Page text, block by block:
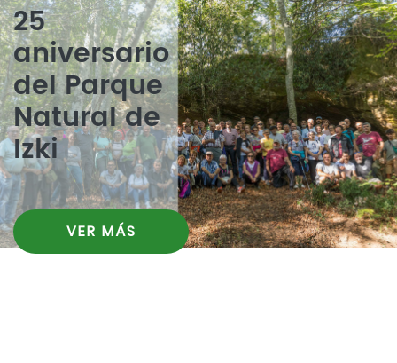
25
aniversario
del Parque
Natural de
Izki
VER MÁS